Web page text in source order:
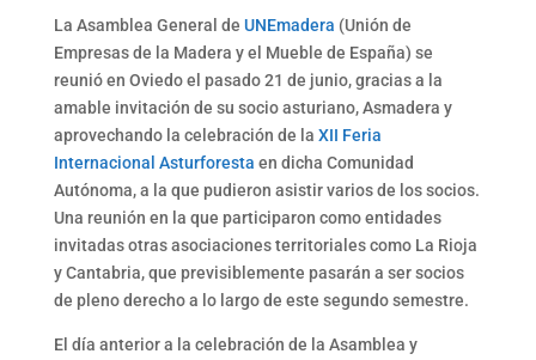
La Asamblea General de UNEmadera (Unión de
Empresas de la Madera y el Mueble de España) se
reunió en Oviedo el pasado 21 de junio, gracias a la
amable invitación de su socio asturiano, Asmadera y
aprovechando la celebración de la XII Feria
Internacional Asturforesta en dicha Comunidad
Autónoma, a la que pudieron asistir varios de los socios.
Una reunión en la que participaron como entidades
invitadas otras asociaciones territoriales como La Rioja
y Cantabria, que previsiblemente pasarán a ser socios
de pleno derecho a lo largo de este segundo semestre.
El día anterior a la celebración de la Asamblea y